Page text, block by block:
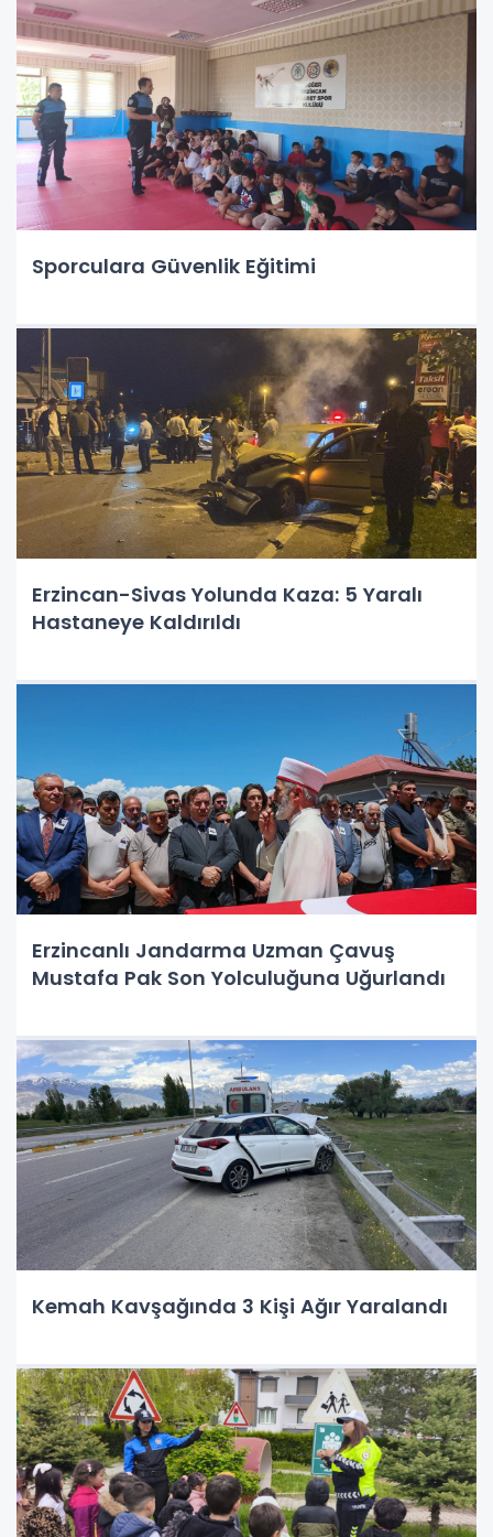
Sporculara Güvenlik Eğitimi
Erzincan-Sivas Yolunda Kaza: 5 Yaralı
Hastaneye Kaldırıldı
Erzincanlı Jandarma Uzman Çavuş
Mustafa Pak Son Yolculuğuna Uğurlandı
Kemah Kavşağında 3 Kişi Ağır Yaralandı